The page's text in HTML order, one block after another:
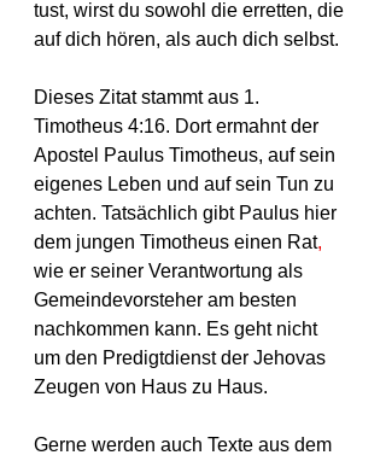
tust, wirst du sowohl die erretten, die
auf dich hören, als auch dich selbst.
Dieses Zitat stammt aus 1.
Timotheus 4:16. Dort ermahnt der
Apostel Paulus Timotheus, auf sein
eigenes Leben und auf sein Tun zu
achten. Tatsächlich gibt Paulus hier
dem jungen Timotheus einen Rat,
wie er seiner Verantwortung als
Gemeindevorsteher am besten
nachkommen kann. Es geht nicht
um den Predigtdienst der Jehovas
Zeugen von Haus zu Haus.
Gerne werden auch Texte aus dem